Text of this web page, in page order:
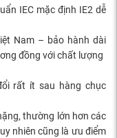
IEC mặc định IE2 dễ
Nam – bảo hành dài
đồng với chất lượng
rất ít sau hàng chục
thường lớn hơn các
nhiên cũng là ưu điểm